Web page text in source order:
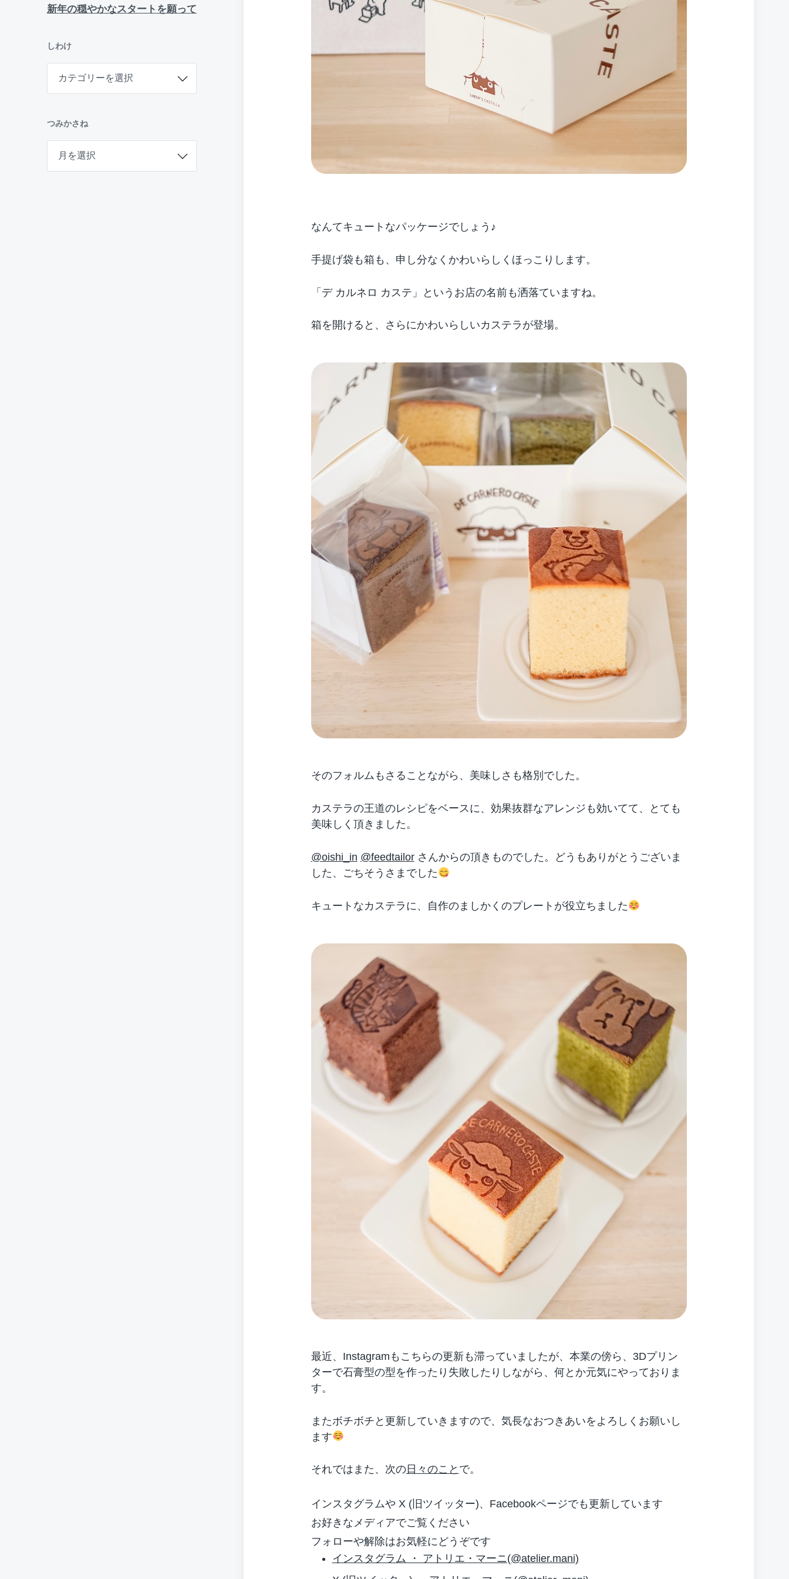
新年の穏やかなスタートを願って
しわけ
つみかさね
なんてキュートなパッケージでしょう♪
手提げ袋も箱も、申し分なくかわいらしくほっこりします。
「デ カルネロ カステ」というお店の名前も洒落ていますね。
箱を開けると、さらにかわいらしいカステラが登場。
そのフォルムもさることながら、美味しさも格別でした。
カステラの王道のレシピをベースに、効果抜群なアレンジも効いてて、とても
美味しく頂きました。
@oishi_in @feedtailorさんからの頂きものでした。どうもありがとうございま
した、ごちそうさまでした
キュートなカステラに、自作のましかくのプレートが役立ちました
最近、Instagramもこちらの更新も滞っていましたが、本業の傍ら、3Dプリン
ターで石膏型の型を作ったり失敗したりしながら、何とか元気にやっておりま
す。
またボチボチと更新していきますので、気長なおつきあいをよろしくお願いし
ます
それではまた、次の日々のこと で。
インスタグラムや X (旧ツイッター)、Facebookページでも更新しています
お好きなメディアでご覧ください
フォローや解除はお気軽にどうぞです
インスタグラム ・ アトリエ・マーニ(@atelier.mani)